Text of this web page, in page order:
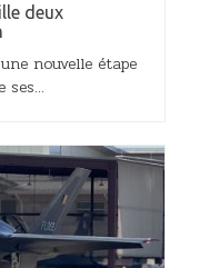
deux
nouvelle étape
ses...